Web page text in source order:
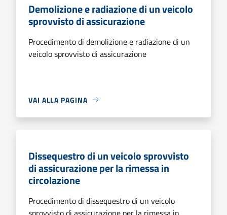
Demolizione e radiazione di un veicolo
sprovvisto di assicurazione
Procedimento di demolizione e radiazione di un
veicolo sprovvisto di assicurazione
VAI ALLA PAGINA
Dissequestro di un veicolo sprovvisto
di assicurazione per la rimessa in
circolazione
Procedimento di dissequestro di un veicolo